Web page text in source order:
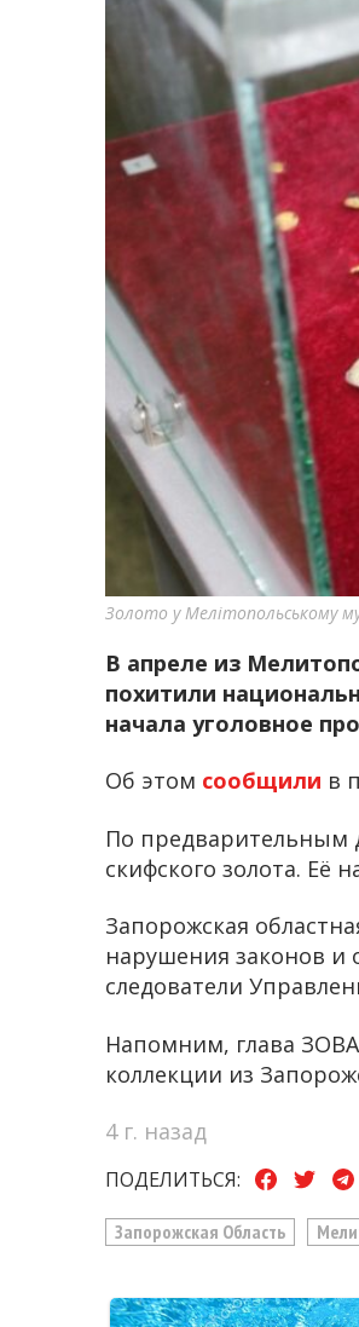
Золото у Мелітопольському
В апреле из
похитили
начала уголовное
Об этом сообщили в
По предварительным
скифского золота. Её
Запорожская
нарушения законов и
следователи
Напомним, глава
коллекции из
4 г. назад
ПОДЕЛИТЬСЯ:
Запорожская Область